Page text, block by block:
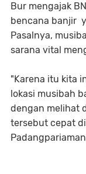
Bur mengajak
bencana banjir
Pasalnya,
sarana vital
"Karena itu kita
lokasi musibah
dengan melihat
tersebut cepat